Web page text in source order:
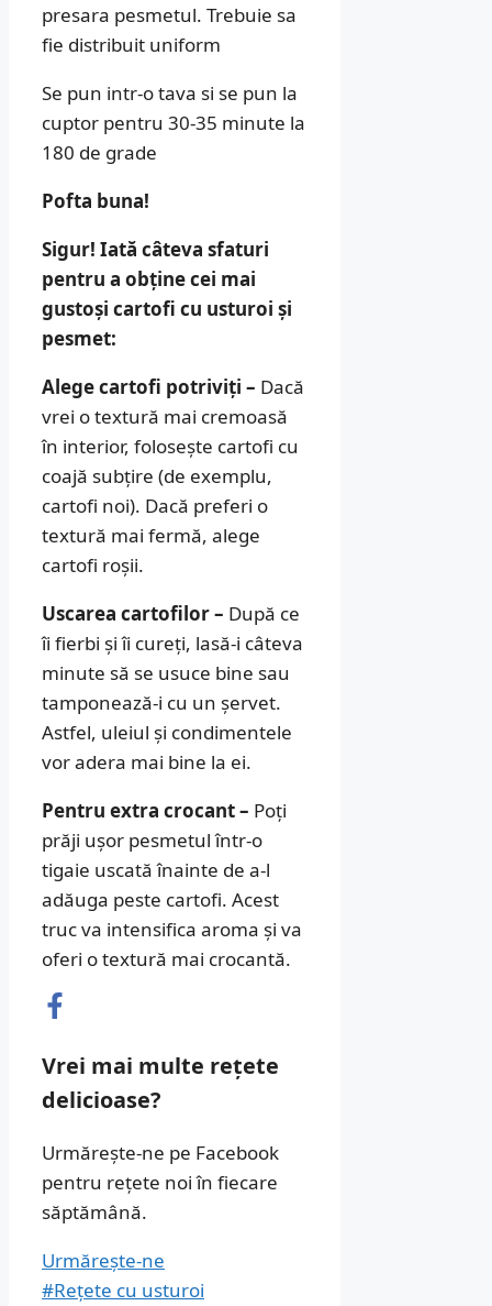
presara pesmetul. Trebuie sa
fie distribuit uniform
Se pun intr-o tava si se pun la
cuptor pentru 30-35 minute la
180 de grade
Pofta buna!
Sigur! Iată câteva sfaturi
pentru a obține cei mai
gustoși cartofi cu usturoi și
pesmet:
Alege cartofi potriviți – Dacă
vrei o textură mai cremoasă
în interior, folosește cartofi cu
coajă subțire (de exemplu,
cartofi noi). Dacă preferi o
textură mai fermă, alege
cartofi roșii.
Uscarea cartofilor – După ce
îi fierbi și îi cureți, lasă-i câteva
minute să se usuce bine sau
tamponează-i cu un șervet.
Astfel, uleiul și condimentele
vor adera mai bine la ei.
Pentru extra crocant – Poți
prăji ușor pesmetul într-o
tigaie uscată înainte de a-l
adăuga peste cartofi. Acest
truc va intensifica aroma și va
oferi o textură mai crocantă.
Vrei mai multe rețete
delicioase?
Urmărește-ne pe Facebook
pentru rețete noi în fiecare
săptămână.
Urmărește-ne
#Rețete cu usturoi